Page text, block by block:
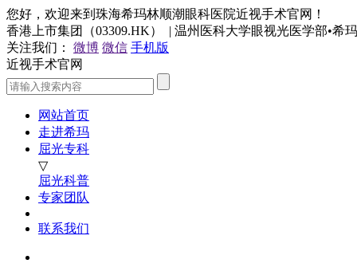
您好，欢迎来到珠海希玛林顺潮眼科医院近视手术官网！
香港上市集团（03309.HK） | 温州医科大学眼视光医学部•希
关注我们：
微博 微信 手机版
近视手术官网
网站首页
走进希玛
屈光专科
▽
屈光科普
专家团队
联系我们